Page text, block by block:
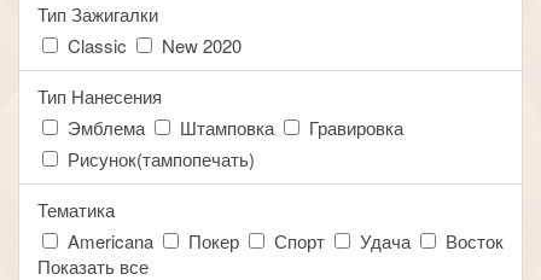
Тип Зажигалки
Classic
New 2020
Тип Нанесения
Эмблема
Штамповка
Гравировка
Рисунок(тампопечать)
Тематика
Americana
Покер Спорт Удача
Восток
Показать все